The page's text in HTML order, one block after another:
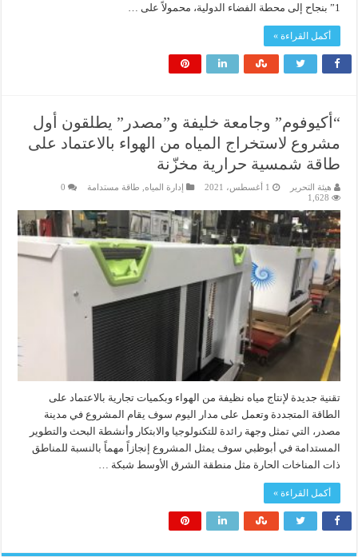
1” بنجاح إلى محطة الفضاء الدولية، محمولاً على …
أكمل القراءة »
“أكيوفوم” وجامعة خليفة و”مصدر” يطلقون أول
مشروع لاستخراج المياه من الهواء بالاعتماد على
طاقة شمسية حرارية مخزّنة
هيئة التحرير 1 أغسطس، 2021 إدارة المياه, طاقة مستدامة
0
1,628
تقنية جديدة لإنتاج مياه نظيفة من الهواء وبكميات تجارية بالاعتماد على
الطاقة المتجددة وتعمل على مدار اليوم سوف يقام المشروع في مدينة
مصدر، التي تمثل وجهة رائدة للتكنولوجيا والابتكار وأنشطة البحث والتطوير
المستدامة في أبوظبي سوف يمثل المشروع إنجازاً مهماً بالنسبة للمناطق
ذات المناخات الحارة مثل منطقة الشرق الأوسط شبكة …
أكمل القراءة »